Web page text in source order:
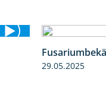
29.05.2025